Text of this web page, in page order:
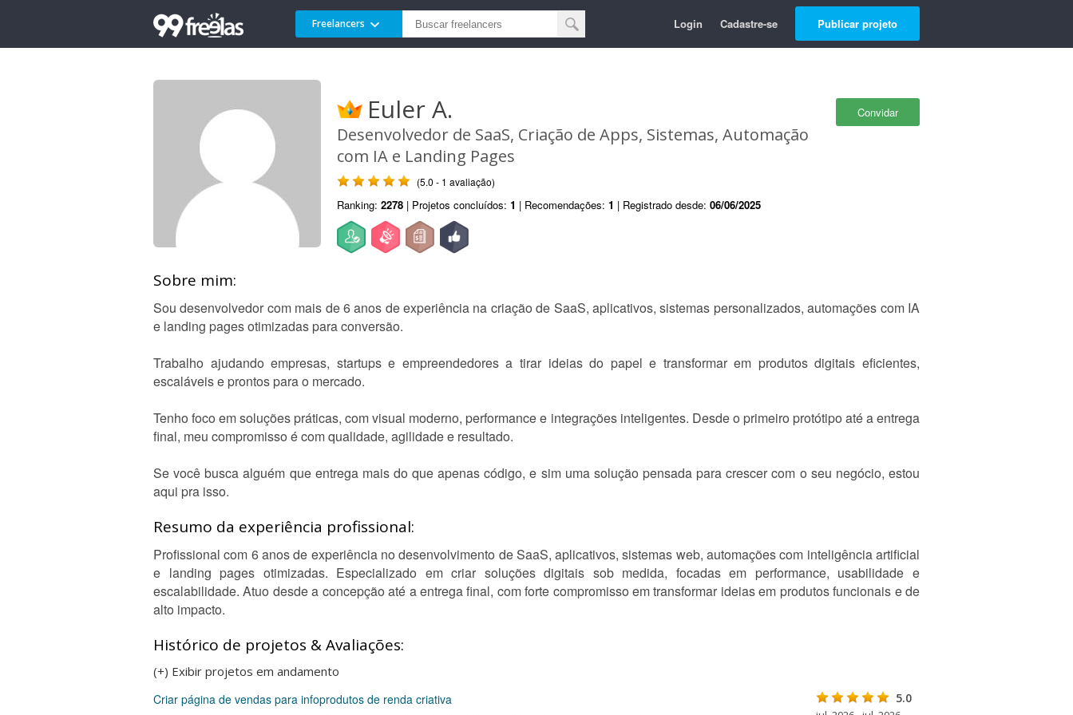
Freelancers Login Cadastre-se Publicar projeto
Convidar
Euler A.
Desenvolvedor de SaaS, Criação de Apps, Sistemas, Automação
com IA e Landing Pages
(5.0 - 1 avaliação)
Ranking: 2278 | Projetos concluídos: 1 | Recomendações: 1 | Registrado desde: 06/06/2025
Sobre mim:
Sou desenvolvedor com mais de 6 anos de experiência na criação de SaaS, aplicativos, sistemas personalizados, automações com IA
e landing pages otimizadas para conversão.
Trabalho ajudando empresas, startups e empreendedores a tirar ideias do papel e transformar em produtos digitais eficientes,
escaláveis e prontos para o mercado.
Tenho foco em soluções práticas, com visual moderno, performance e integrações inteligentes. Desde o primeiro protótipo até a entrega
final, meu compromisso é com qualidade, agilidade e resultado.
Se você busca alguém que entrega mais do que apenas código, e sim uma solução pensada para crescer com o seu negócio, estou
aqui pra isso.
Resumo da experiência profissional:
Profissional com 6 anos de experiência no desenvolvimento de SaaS, aplicativos, sistemas web, automações com inteligência artificial
e landing pages otimizadas. Especializado em criar soluções digitais sob medida, focadas em performance, usabilidade e
escalabilidade. Atuo desde a concepção até a entrega final, com forte compromisso em transformar ideias em produtos funcionais e de
alto impacto.
Histórico de projetos & Avaliações:
(+) Exibir projetos em andamento
Criar página de vendas para infoprodutos de renda criativa
5.0